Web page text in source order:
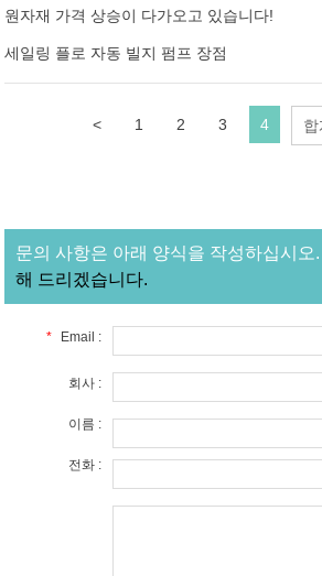
원자재 가격 상승이 다가오고 있습니다!
세일링 플로 자동 빌지 펌프 장점
< 1 2 3 4
문의 사항은 아래 양식을 작성하십시오.
해 드리겠습니다.
* Email :
회사 :
이름 :
전화 :